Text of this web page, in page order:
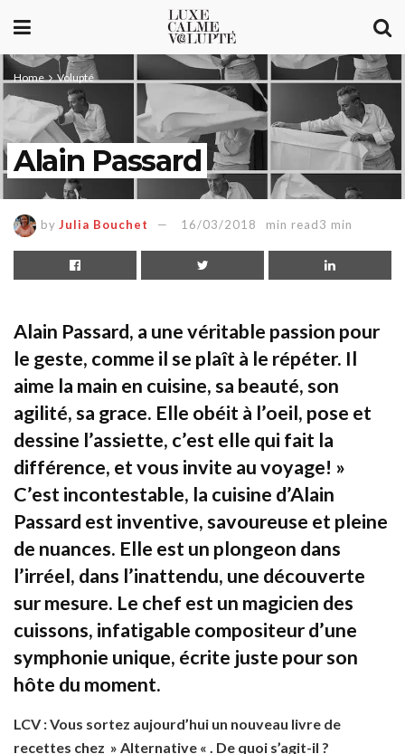
Home Volupté
Alain Passard
by Julia Bouchet 16/03/2018 min read3 min
Alain Passard, a une véritable passion pour
le geste, comme il se plaît à le répéter. Il
aime la main en cuisine, sa beauté, son
agilité, sa grace. Elle obéit à l’oeil, pose et
dessine l’assiette, c’est elle qui fait la
différence, et vous invite au voyage! »
C’est incontestable, la cuisine d’Alain
Passard est inventive, savoureuse et pleine
de nuances. Elle est un plongeon dans
l’irréel, dans l’inattendu, une découverte
sur mesure. Le chef est un magicien des
cuissons, infatigable compositeur d’une
symphonie unique, écrite juste pour son
hôte du moment.
LCV : Vous sortez aujourd’hui un nouveau livre de
recettes chez » Alternative « . De quoi s’agit-il ?